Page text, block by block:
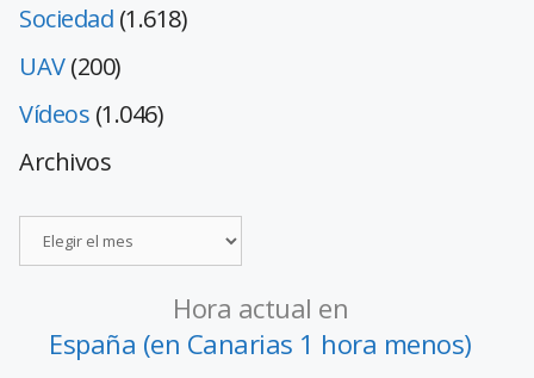
Sociedad (1.618)
UAV(200)
Vídeos (1.046)
Archivos
Hora actual en
España (en Canarias 1 hora menos)